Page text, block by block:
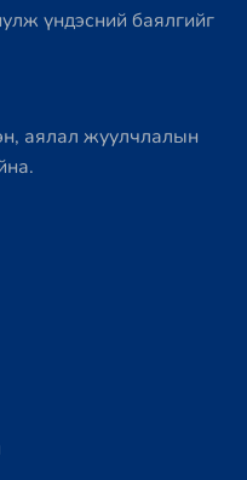
үндэсний баялгийг
аялал жуулчлалын